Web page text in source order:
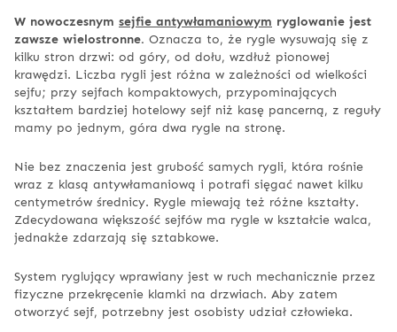
W nowoczesnym sejfie antywłamaniowym ryglowanie jest
zawsze wielostronne. Oznacza to, że rygle wysuwają się z
kilku stron drzwi: od góry, od dołu, wzdłuż pionowej
krawędzi. Liczba rygli jest różna w zależności od wielkości
sejfu; przy sejfach kompaktowych, przypominających
kształtem bardziej hotelowy sejf niż kasę pancerną, z reguły
mamy po jednym, góra dwa rygle na stronę.
Nie bez znaczenia jest grubość samych rygli, która rośnie
wraz z klasą antywłamaniową i potrafi sięgać nawet kilku
centymetrów średnicy. Rygle miewają też różne kształty.
Zdecydowana większość sejfów ma rygle w kształcie walca,
jednakże zdarzają się sztabkowe.
System ryglujący wprawiany jest w ruch mechanicznie przez
fizyczne przekręcenie klamki na drzwiach. Aby zatem
otworzyć sejf, potrzebny jest osobisty udział człowieka.